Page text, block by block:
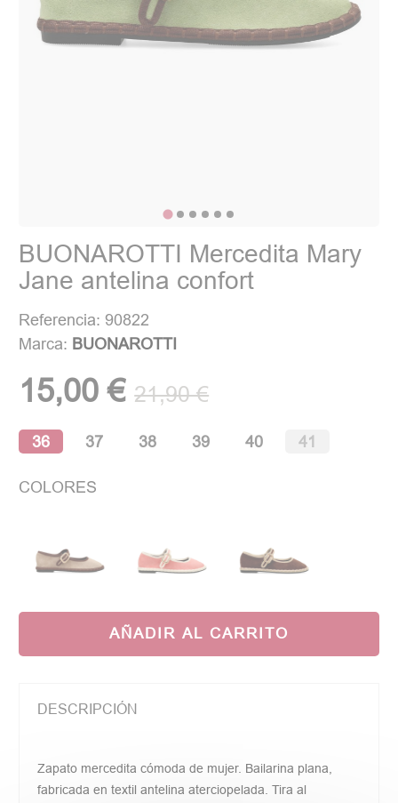
BUONAROTTI Mercedita Mary
Jane antelina confort
Referencia: 90822
Marca: BUONAROTTI
15,00 € 21,90 €
36 37 38 39 40 41
COLORES
AÑADIR AL CARRITO
DESCRIPCIÓN
Zapato mercedita cómoda de mujer. Bailarina plana,
fabricada en textil antelina aterciopelada. Tira al